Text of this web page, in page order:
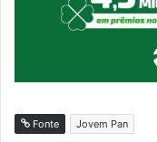
Fonte Jovem Pan